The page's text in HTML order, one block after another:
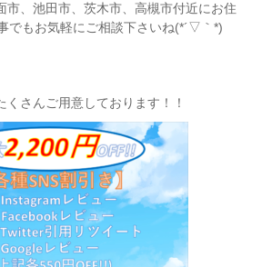
市、池田市、茨木市、高槻市付近にお住
でもお気軽にご相談下さいね(*´▽｀*)
くさんご用意しております！！